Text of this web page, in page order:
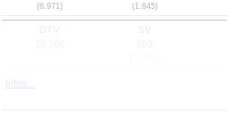
(6.971) (1.845)
Infos...